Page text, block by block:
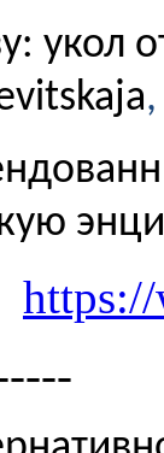
укол
,